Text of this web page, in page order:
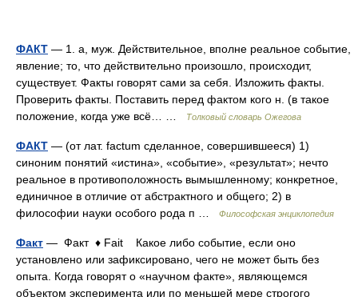
ФАКТ — 1. а, муж. Действительное, вполне реальное событие,
явление; то, что действительно произошло, происходит,
существует. Факты говорят сами за себя. Изложить факты.
Проверить факты. Поставить перед фактом кого н. (в такое
положение, когда уже всё… …
Толковый словарь Ожегова
ФАКТ — (от лат. factum сделанное, совершившееся) 1)
синоним понятий «истина», «событие», «результат»; нечто
реальное в противоположность вымышленному; конкретное,
единичное в отличие от абстрактного и общего; 2) в
философии науки особого рода п …
Философская энциклопедия
Факт — Факт ♦ Fait Какое либо событие, если оно
установлено или зафиксировано, чего не может быть без
опыта. Когда говорят о «научном факте», являющемся
объектом эксперимента или по меньшей мере строгого